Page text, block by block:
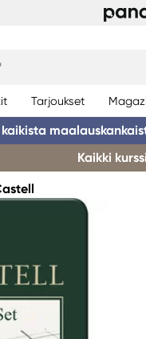
Tarjoukset
kaikista
Kaikki